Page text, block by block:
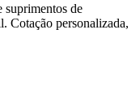
suprimentos de
Cotação personalizada,